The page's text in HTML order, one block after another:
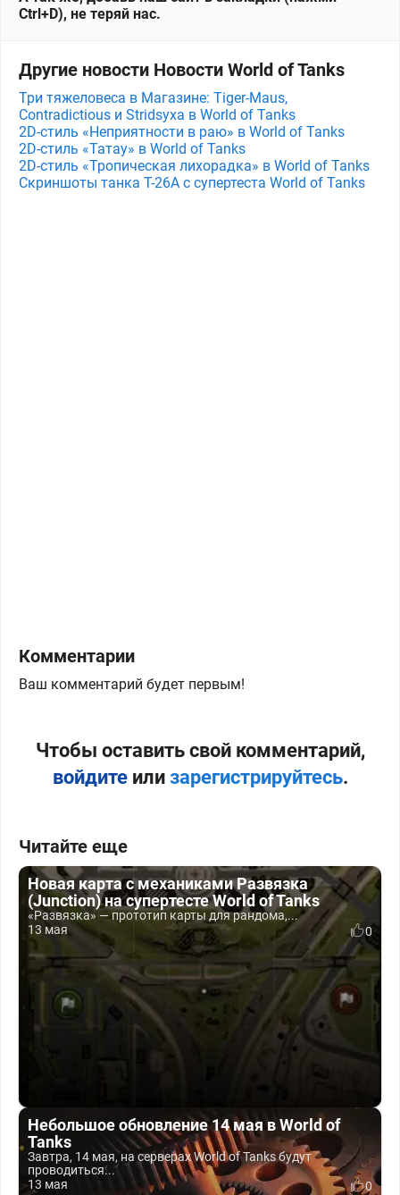
Ctrl+D), не теряй нас.
Другие новости Новости World of Tanks
Три тяжеловеса в Магазине: Tiger-Maus,
Contradictious и Stridsyxa в World of Tanks
2D-стиль «Неприятности в раю» в World of Tanks
2D-стиль «Татау» в World of Tanks
2D-стиль «Тропическая лихорадка» в World of Tanks
Скриншоты танка T-26A с супертеста World of Tanks
Комментарии
Ваш комментарий будет первым!
Чтобы оставить свой комментарий,
войдитеили зарегистрируйтесь.
Читайте еще
Новая карта с механиками Развязка
(Junction) на супертесте World of Tanks
«Развязка» — прототип карты для рандома,...
13 мая
0
Небольшое обновление 14 мая в World of
Tanks
Завтра, 14 мая, на серверах World of Tanks будут
проводиться...
13 мая
0